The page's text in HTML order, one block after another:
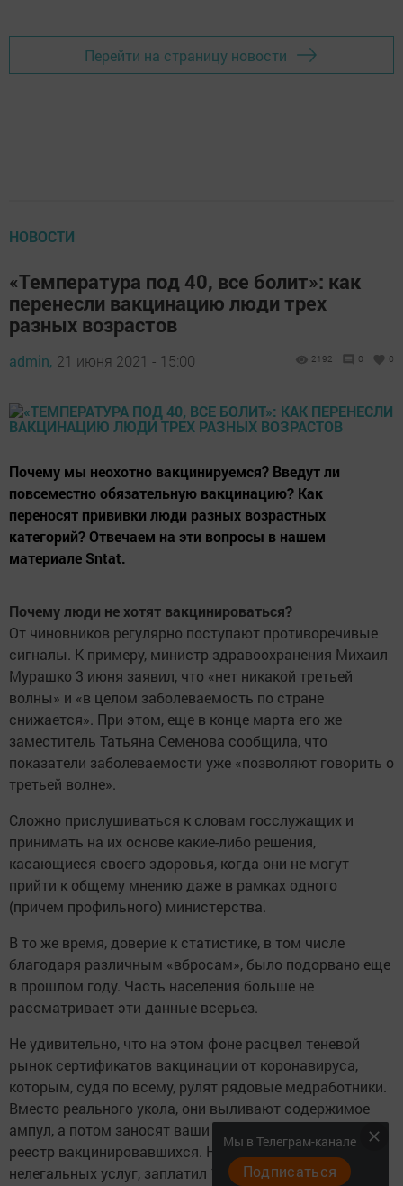
Перейти на страницу новости
НОВОСТИ
«Температура под 40, все болит»: как
перенесли вакцинацию люди трех
разных возрастов
admin, 21 июня 2021 - 15:00 2192 0 0
Почему мы неохотно вакцинируемся? Введут ли
повсеместно обязательную вакцинацию? Как
переносят прививки люди разных возрастных
категорий? Отвечаем на эти вопросы в нашем
материале Sntat.
Почему люди не хотят вакцинироваться?
От чиновников регулярно поступают противоречивые
сигналы. К примеру, министр здравоохранения Михаил
Мурашко 3 июня заявил, что «нет никакой третьей
волны» и «в целом заболеваемость по стране
снижается». При этом, еще в конце марта его же
заместитель Татьяна Семенова сообщила, что
показатели заболеваемости уже «позволяют говорить о
третьей волне».
Сложно прислушиваться к словам госслужащих и
принимать на их основе какие-либо решения,
касающиеся своего здоровья, когда они не могут
прийти к общему мнению даже в рамках одного
(причем профильного) министерства.
В то же время, доверие к статистике, в том числе
благодаря различным «вбросам», было подорвано еще
в прошлом году. Часть населения больше не
рассматривает эти данные всерьез.
Не удивительно, что на этом фоне расцвел теневой
рынок сертификатов вакцинации от коронавируса,
которым, судя по всему, рулят рядовые медработники.
Вместо реального укола, они выливают содержимое
ампул, а потом заносят ваши персональные данные в
реестр вакцинировавшихся. Нашел чат по продаже
нелегальных услуг, заплатил 13 тысяч рублей и
Мы в Телеграм-канале
Подписаться